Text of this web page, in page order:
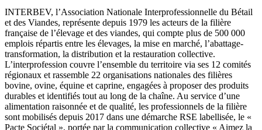
INTERBEV, l’Association Nationale Interprofessionnelle du Bétail
et des Viandes, représente depuis 1979 les acteurs de la filière
française de l’élevage et des viandes, qui compte plus de 500 000
emplois répartis entre les élevages, la mise en marché, l’abattage-
transformation, la distribution et la restauration collective.
L’interprofession couvre l’ensemble du territoire via ses 12 comités
régionaux et rassemble 22 organisations nationales des filières
bovine, ovine, équine et caprine, engagées à proposer des produits
durables et identifiés tout au long de la chaîne. Au service d’une
alimentation raisonnée et de qualité, les professionnels de la filière
sont mobilisés depuis 2017 dans une démarche RSE labellisée, le «
Pacte Sociétal », portée par la communication collective « Aimez la